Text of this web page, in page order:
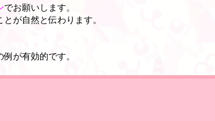
でお願いします。
が自然と伝わります。
が有効的です。